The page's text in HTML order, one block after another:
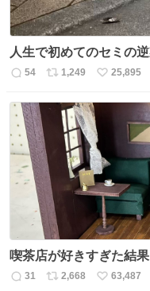
人生で初めてのセミの
返
数
54
リ
ス
数
1,249
い
数
25,895
喫茶店が好きすぎた結果
返
31
リ
2,668
い
63,487